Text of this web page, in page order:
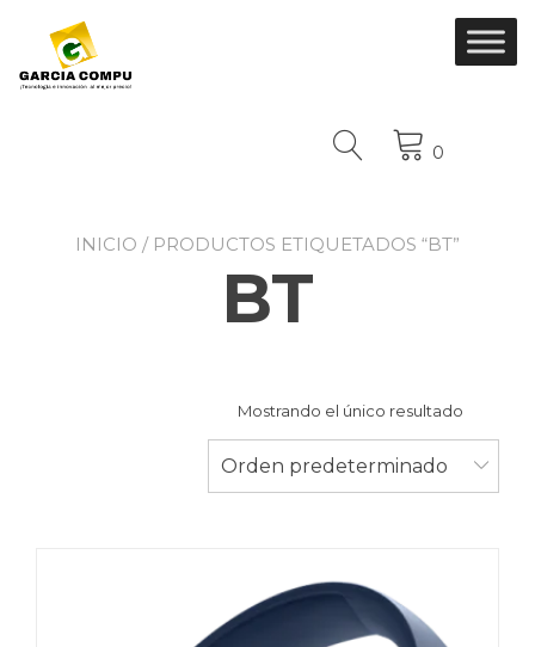
contenido
0
INICIO / PRODUCTOS ETIQUETADOS “BT”
BT
Mostrando el único resultado
Orden predeterminado